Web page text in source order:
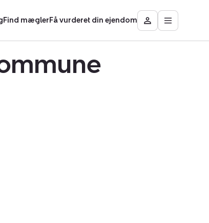
Find mæglerFå vurderet din ejendom
Besøg
Mit
Åbn